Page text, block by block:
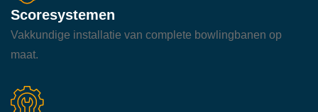
Scoresystemen
Vakkundige installatie van complete bowlingbanen op
maat.